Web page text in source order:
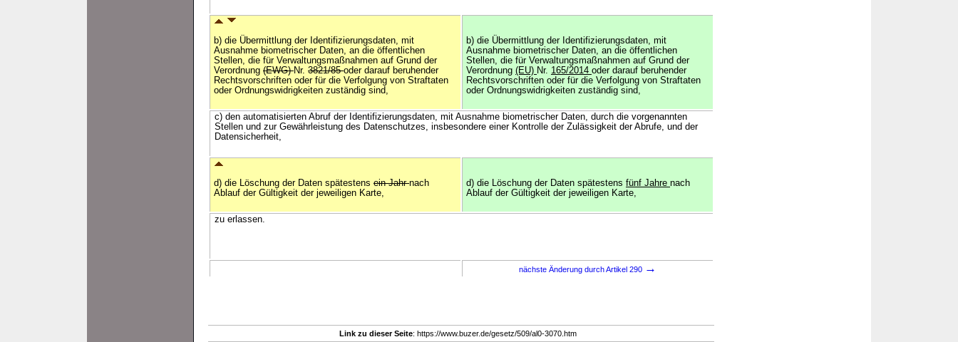
b) die Übermittlung der Identifizierungsdaten, mit
Ausnahme biometrischer Daten, an die öffentlichen
Stellen, die für Verwaltungsmaßnahmen auf Grund der
Verordnung (EWG)Nr. 3821/85oder darauf beruhender
Rechtsvorschriften oder für die Verfolgung von Straftaten
oder Ordnungswidrigkeiten zuständig sind,
b) die Übermittlung der Identifizierungsdaten, mit
Ausnahme biometrischer Daten, an die öffentlichen
Stellen, die für Verwaltungsmaßnahmen auf Grund der
Verordnung (EU) Nr. 165/2014 oder darauf beruhender
Rechtsvorschriften oder für die Verfolgung von Straftaten
oder Ordnungswidrigkeiten zuständig sind,
c) den automatisierten Abruf der Identifizierungsdaten, mit Ausnahme biometrischer Daten, durch die vorgenannten
Stellen und zur Gewährleistung des Datenschutzes, insbesondere einer Kontrolle der Zulässigkeit der Abrufe, und der
Datensicherheit,
d) die Löschung der Daten spätestens ein Jahrnach
Ablauf der Gültigkeit der jeweiligen Karte,
d) die Löschung der Daten spätestens fünf Jahre nach
Ablauf der Gültigkeit der jeweiligen Karte,
zu erlassen.
nächste Änderung durch Artikel 290 →
Link zu dieser Seite: https://www.buzer.de/gesetz/509/al0-3070.htm